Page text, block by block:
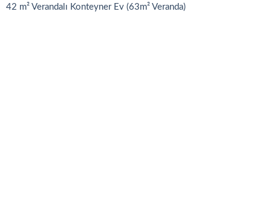
42 m² Verandalı Konteyner Ev (63m² Veranda)